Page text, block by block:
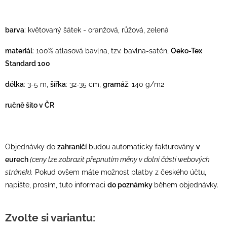
barva: květovaný šátek - oranžová, růžová, zelená
materiál: 100% atlasová bavlna, tzv. bavlna-satén, Oeko-Tex
Standard 100
délka: 3-5 m, šířka: 32-35 cm, gramáž: 140 g/m2
ručně šito v ČR
Objednávky do zahraničíbudou automaticky fakturovány v
eurech(ceny lze zobrazit přepnutím měny v dolní části webových
stránek). Pokud ovšem máte možnost platby z českého účtu,
napište, prosím, tuto informaci do poznámky během objednávky.
Zvolte si variantu: